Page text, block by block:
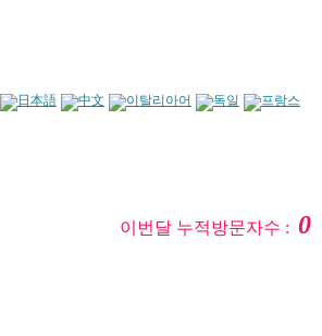
이번달 누적방문자수 :0